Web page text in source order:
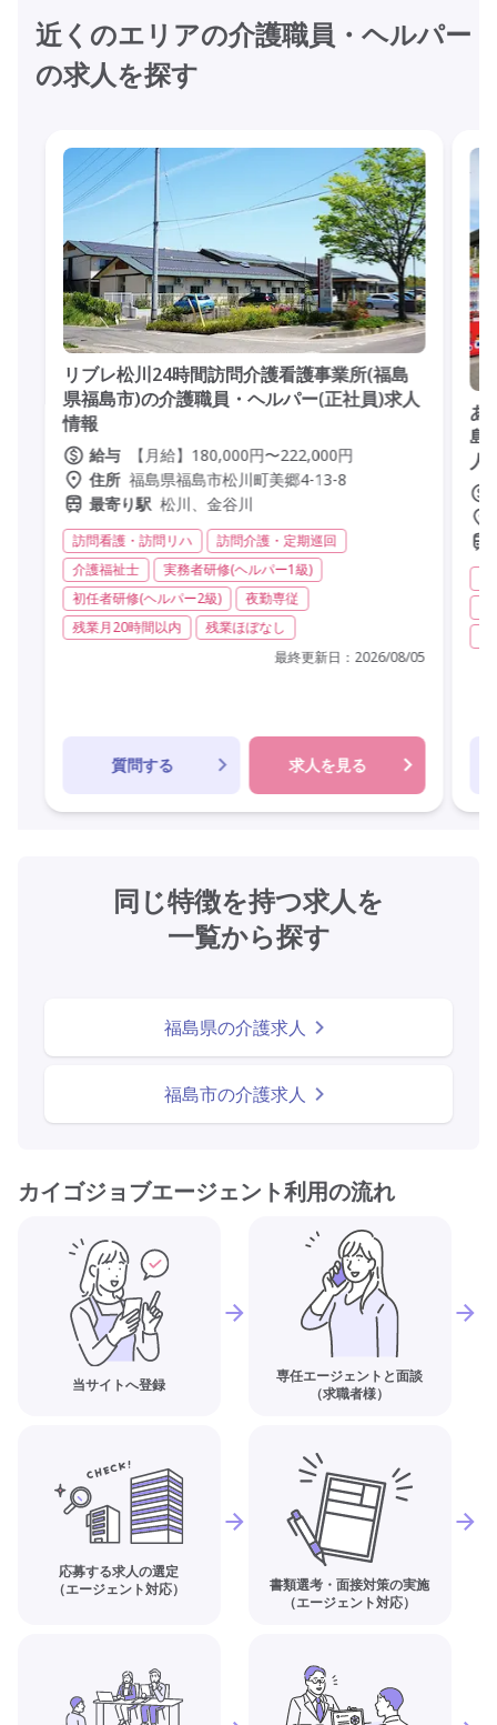
近くのエリアの介護職員・ヘルパー
の求人を探す
リブレ松川24時間訪問介護看護事業所(福島
県福島市)の介護職員・ヘルパー(正社員)求人
情報
給与
【月給】180,000円〜222,000円
住所 福島県福島市松川町美郷4-13-8
最寄り駅 松川、金谷川
訪問看護・訪問リハ
訪問介護・定期巡回
介護福祉士
実務者研修(ヘルパー1級)
初任者研修(ヘルパー2級)
夜勤専従
残業月20時間以内
残業ほぼなし
最終更新日： 2026/08/05
質問する 求人を見る
あ
島
人
同じ特徴を持つ求人を
一覧から探す
福島県の介護求人
福島市の介護求人
カイゴジョブエージェント利用の流れ
当サイトへ登録
専任エージェントと面談
（求職者様）
応募する求人の選定
（エージェント対応）
書類選考・面接対策の実施
（エージェント対応）